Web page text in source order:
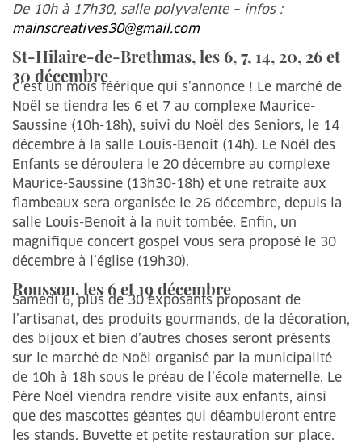
De 10h à 17h30, salle polyvalente – infos :
mainscreatives30@gmail.com
St-Hilaire-de-Brethmas, les 6, 7, 14, 20, 26 et
30 décembre
C’est un mois féérique qui s’annonce ! Le marché de
Noël se tiendra les 6 et 7 au complexe Maurice-
Saussine (10h-18h), suivi du Noël des Seniors, le 14
décembre à la salle Louis-Benoit (14h). Le Noël des
Enfants se déroulera le 20 décembre au complexe
Maurice-Saussine (13h30-18h) et une retraite aux
flambeaux sera organisée le 26 décembre, depuis la
salle Louis-Benoit à la nuit tombée. Enfin, un
magnifique concert gospel vous sera proposé le 30
décembre à l’église (19h30).
Rousson, les 6 et 19 décembre
Samedi 6, plus de 30 exposants proposant de
l’artisanat, des produits gourmands, de la décoration,
des bijoux et bien d’autres choses seront présents
sur le marché de Noël organisé par la municipalité
de 10h à 18h sous le préau de l’école maternelle. Le
Père Noël viendra rendre visite aux enfants, ainsi
que des mascottes géantes qui déambuleront entre
les stands. Buvette et petite restauration sur place.